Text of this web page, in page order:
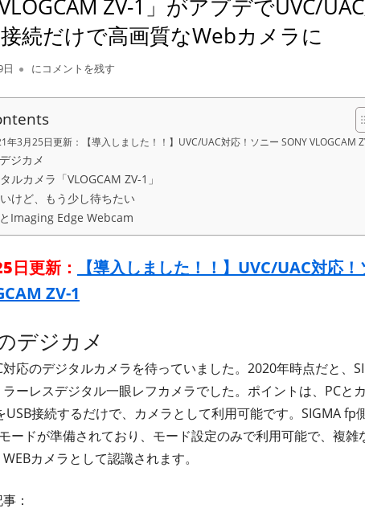
ZV-1」がアプデでUVC/
続だけで高画質なWebカメラに
ソニー「VLOGCAM ZV-1」がアプデでUVC/UAC対応！ USB接続だけで
にコメントを残す
年3月25日更新：【導入しました！！】UVC/UAC対応！ソニー SONY VLOGCAM
ジカメ
ルカメラ「VLOGCAM ZV-1」
けど、もう少し待ちたい
Imaging Edge Webcam
日更新：
【導入しました！！】UVC/UAC対応！
ZV-1
デジカメ
応のデジタルカメラを待っていました。2020年時点だと、
ーレスデジタル一眼レフカメラでした。ポイントは、PCと
USB接続するだけで、カメラとして利用可能です。SIGMA fp
ードが準備されており、モード設定のみで利用可能で、複雑
カメラとして認識されます。
：